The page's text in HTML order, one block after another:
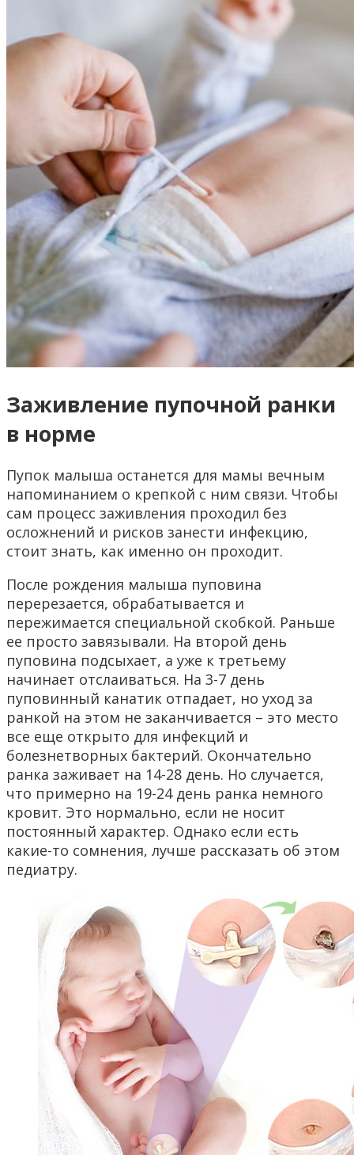
Заживление пупочной ранки
в норме
Пупок малыша останется для мамы вечным
напоминанием о крепкой с ним связи. Чтобы
сам процесс заживления проходил без
осложнений и рисков занести инфекцию,
стоит знать, как именно он проходит.
После рождения малыша пуповина
перерезается, обрабатывается и
пережимается специальной скобкой. Раньше
ее просто завязывали. На второй день
пуповина подсыхает, а уже к третьему
начинает отслаиваться. На 3-7 день
пуповинный канатик отпадает, но уход за
ранкой на этом не заканчивается – это место
все еще открыто для инфекций и
болезнетворных бактерий. Окончательно
ранка заживает на 14-28 день. Но случается,
что примерно на 19-24 день ранка немного
кровит. Это нормально, если не носит
постоянный характер. Однако если есть
какие-то сомнения, лучше рассказать об этом
педиатру.